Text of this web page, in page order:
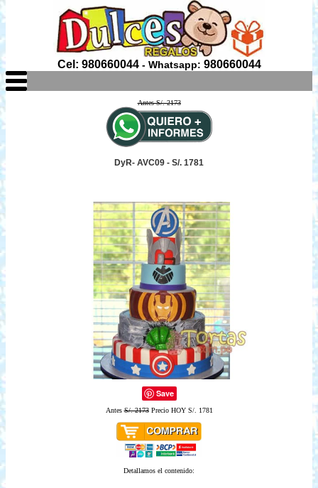
Cel: 980660044- Whatsapp: 980660044
Antes S/. 2173
DyR- AVC09 - S/. 1781
Save
AntesS/. 2173Precio HOY S/. 1781
Detallamos el contenido: